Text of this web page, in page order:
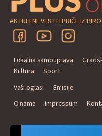
AKTUELNE VESTI I PRIČE IZ
Lokalna samouprava
Kultura
Sport
Vaši oglasi
Emisije
O nama
Impressum